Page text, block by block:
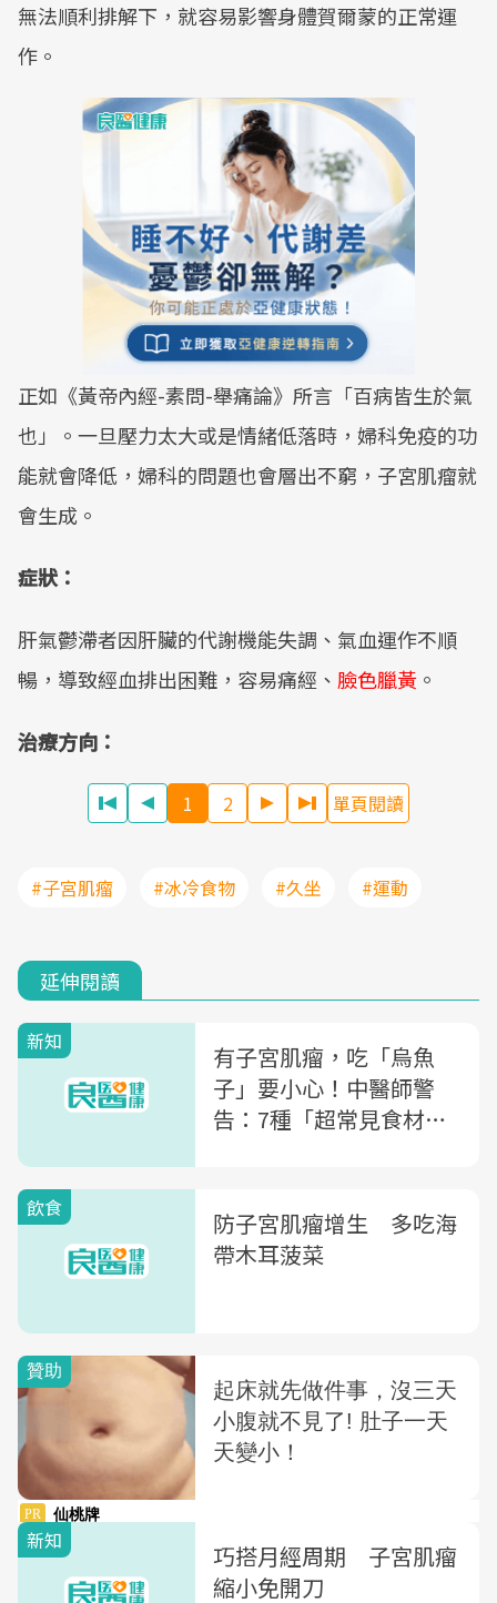
無法順利排解下，就容易影響身體賀爾蒙的正常運
作。
正如《黃帝內經-素問-舉痛論》所言「百病皆生於氣
也」。一旦壓力太大或是情緒低落時，婦科免疫的功
能就會降低，婦科的問題也會層出不窮，子宮肌瘤就
會生成。
症狀：
肝氣鬱滯者因肝臟的代謝機能失調、氣血運作不順
暢，導致經血排出困難，容易痛經、 臉色臘黃 。
治療方向：
1 2 單頁閱讀
#子宮肌瘤 #冰冷食物 #久坐 #運動
延伸閱讀
新知
有子宮肌瘤，吃「烏魚
子」要小心！中醫師警
告：7種「超常見食材」
飲食
防子宮肌瘤增生 多吃海
帶木耳菠菜
新知
巧搭月經周期 子宮肌瘤
縮小免開刀